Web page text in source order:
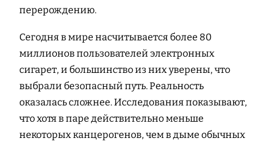
перерождению.
Сегодня в мире насчитывается более 80
миллионов пользователей электронных
сигарет, и большинство из них уверены, что
выбрали безопасный путь. Реальность
оказалась сложнее. Исследования показывают,
что хотя в паре действительно меньше
некоторых канцерогенов, чем в дыме обычных